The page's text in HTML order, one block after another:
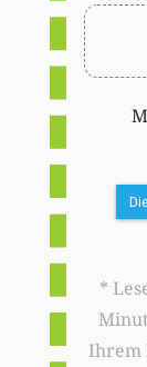
*
Ihrem